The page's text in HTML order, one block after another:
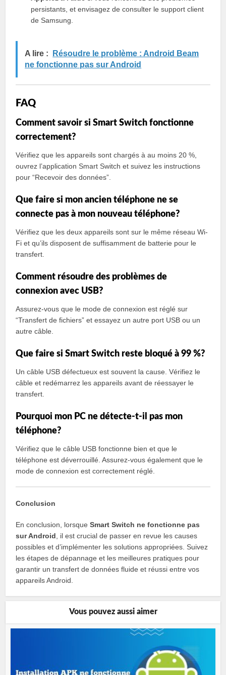
persistants, et envisagez de consulter le support client
de Samsung.
A lire :
Résoudre le problème : Android Beam
ne fonctionne pas sur Android
FAQ
Comment savoir si Smart Switch fonctionne
correctement?
Vérifiez que les appareils sont chargés à au moins 20 %,
ouvrez l’application Smart Switch et suivez les instructions
pour “Recevoir des données”.
Que faire si mon ancien téléphone ne se
connecte pas à mon nouveau téléphone?
Vérifiez que les deux appareils sont sur le même réseau Wi-
Fi et qu’ils disposent de suffisamment de batterie pour le
transfert.
Comment résoudre des problèmes de
connexion avec USB?
Assurez-vous que le mode de connexion est réglé sur
“Transfert de fichiers” et essayez un autre port USB ou un
autre câble.
Que faire si Smart Switch reste bloqué à 99 %?
Un câble USB défectueux est souvent la cause. Vérifiez le
câble et redémarrez les appareils avant de réessayer le
transfert.
Pourquoi mon PC ne détecte-t-il pas mon
téléphone?
Vérifiez que le câble USB fonctionne bien et que le
téléphone est déverrouillé. Assurez-vous également que le
mode de connexion est correctement réglé.
Conclusion
En conclusion, lorsqueSmart Switch ne fonctionne pas
sur Android , il est crucial de passer en revue les causes
possibles et d’implémenter les solutions appropriées. Suivez
les étapes de dépannage et les meilleures pratiques pour
garantir un transfert de données fluide et réussi entre vos
appareils Android.
Vous pouvez aussi aimer